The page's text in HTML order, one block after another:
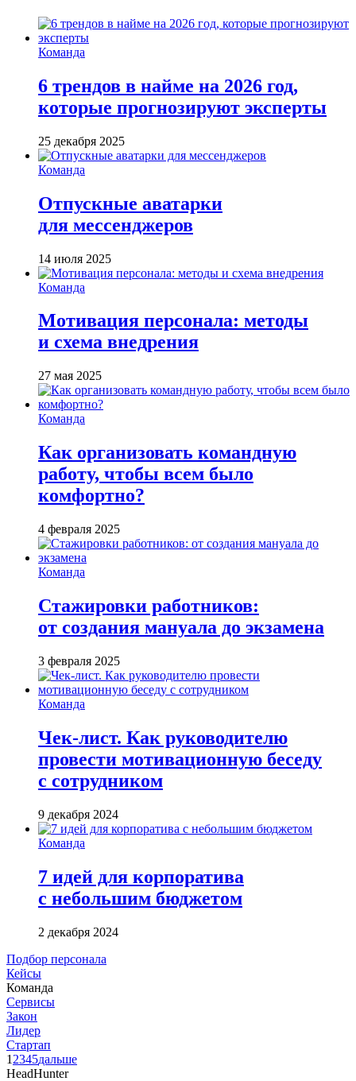
Команда
6 трендов в найме на 2026 год,
которые прогнозируют эксперты
25 декабря 2025
Команда
Отпускные аватарки
для мессенджеров
14 июля 2025
Команда
Мотивация персонала: методы
и схема внедрения
27 мая 2025
Команда
Как организовать командную
работу, чтобы всем было
комфортно?
4 февраля 2025
Команда
Стажировки работников:
от создания мануала до экзамена
3 февраля 2025
Команда
Чек-лист. Как руководителю
провести мотивационную беседу
с сотрудником
9 декабря 2024
Команда
7 идей для корпоратива
с небольшим бюджетом
2 декабря 2024
Подбор персонала
Кейсы
Команда
Сервисы
Закон
Лидер
Стартап
1 2345дальше
HeadHunter